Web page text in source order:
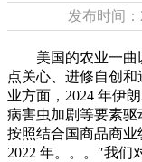
发布时间
美国的农业一曲
点关心、进修自创
业方面，2024 年伊
病害虫加剧等要素驱
按照结合国商品商业
2022 年。。。″我